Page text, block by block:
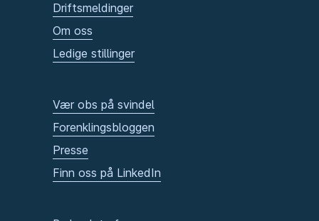
Driftsmeldinger
Om oss
Ledige stillinger
Vær obs på svindel
Forenklingsbloggen
Presse
Finn oss på LinkedIn